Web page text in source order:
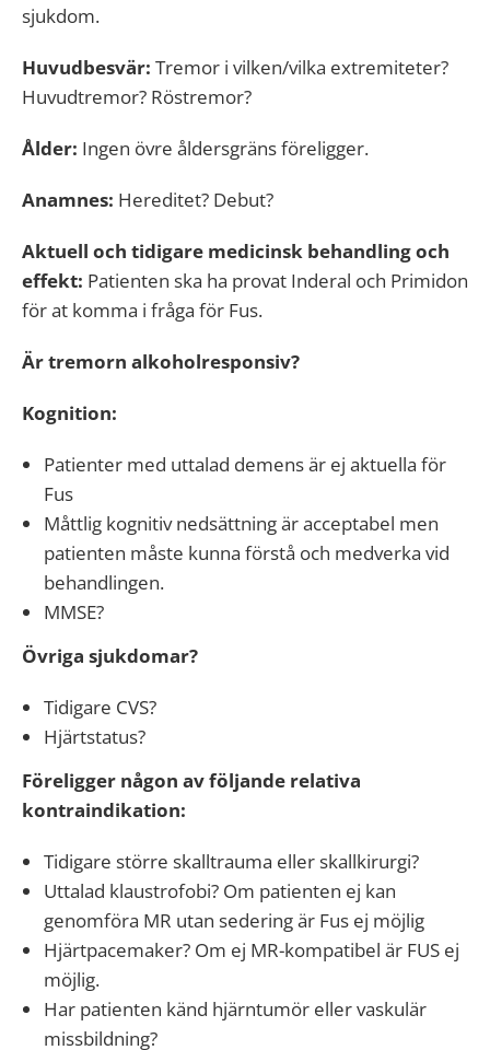
sjukdom.
Huvudbesvär: Tremor i vilken/vilka extremiteter?
Huvudtremor? Röstremor?
Ålder: Ingen övre åldersgräns föreligger.
Anamnes: Hereditet? Debut?
Aktuell och tidigare medicinsk behandling och
effekt: Patienten ska ha provat Inderal och Primidon
för at komma i fråga för Fus.
Är tremorn alkoholresponsiv?
Kognition:
Patienter med uttalad demens är ej aktuella för
Fus
Måttlig kognitiv nedsättning är acceptabel men
patienten måste kunna förstå och medverka vid
behandlingen.
MMSE?
Övriga sjukdomar?
Tidigare CVS?
Hjärtstatus?
Föreligger någon av följande relativa
kontraindikation:
Tidigare större skalltrauma eller skallkirurgi?
Uttalad klaustrofobi? Om patienten ej kan
genomföra MR utan sedering är Fus ej möjlig
Hjärtpacemaker? Om ej MR-kompatibel är FUS ej
möjlig.
Har patienten känd hjärntumör eller vaskulär
missbildning?